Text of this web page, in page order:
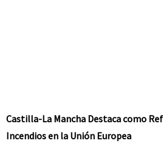
Castilla-La Mancha Destaca como
Incendios en la Unión Europea